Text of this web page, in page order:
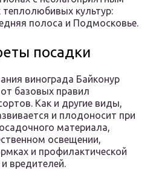
культур:
полоса и Подмосковье.
посадки
винограда Байконур
базовых правил
Как и другие виды,
и плодоносит при
материала,
освещении,
и профилактической
вредителей.